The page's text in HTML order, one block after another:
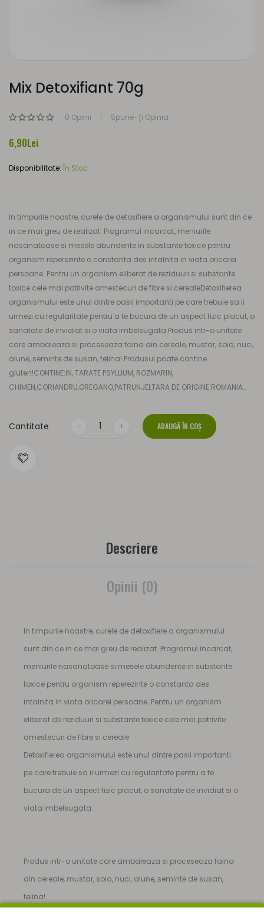
Mix Detoxifiant 70g
0 Opinii Spune-Ţi Opinia
6,90Lei
Disponibilitate: În Stoc
In timpurile noastre, curele de detoxifiere a organismului sunt din ce
in ce mai greu de realizat. Programul incarcat, meniurile
nasanatoase si mesele abundente in substante toxice pentru
organism reperezinte o constanta des intalnita in viata oricarei
persoane. Pentru un organism eliberat de reziduuri si substante
toxice cele mai potrivite amestecuri de fibre si cerealeDetoxifierea
organismului este unul dintre pasii importanti pe care trebuie sa ii
urmezi cu regularitate pentru a te bucura de un aspect fizic placut, o
sanatate de invidiat si o viata imbelsugata.Produs intr-o unitate
care ambaleaza si proceseaza faina din cereale, mustar, soia, nuci,
alune, seminte de susan, telina! Produsul poate contine
gluten!CONTINE:IN, TARATE PSYLLIUM, ROZMARIN,
CHIMEN,CORIANDRU,OREGANO,PATRUNJELTARA DE ORIGINE:ROMANIA..
Cantitate ADAUGĂ ÎN COŞ
Descriere
Opinii (0)
In timpurile noastre, curele de detoxifiere a organismului
sunt din ce in ce mai greu de realizat. Programul incarcat,
meniurile nasanatoase si mesele abundente in substante
toxice pentru organism reperezinte o constanta des
intalnita in viata oricarei persoane. Pentru un organism
eliberat de reziduuri si substante toxice cele mai potrivite
amestecuri de fibre si cereale
Detoxifierea organismului este unul dintre pasii importanti
pe care trebuie sa ii urmezi cu regularitate pentru a te
bucura de un aspect fizic placut, o sanatate de invidiat si o
viata imbelsugata.
Produs intr-o unitate care ambaleaza si proceseaza faina
din cereale, mustar, soia, nuci, alune, seminte de susan,
telina!